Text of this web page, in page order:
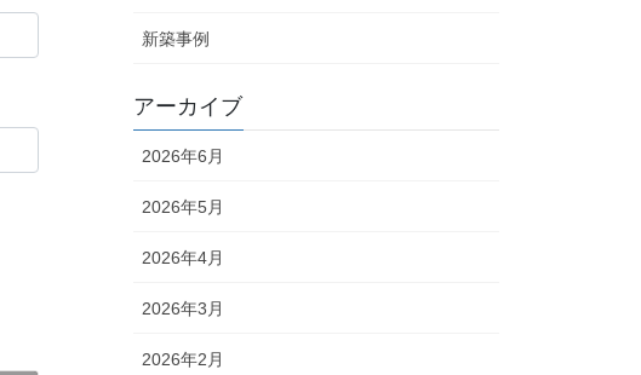
新築事例
アーカイブ
2026年6月
2026年5月
2026年4月
2026年3月
2026年2月